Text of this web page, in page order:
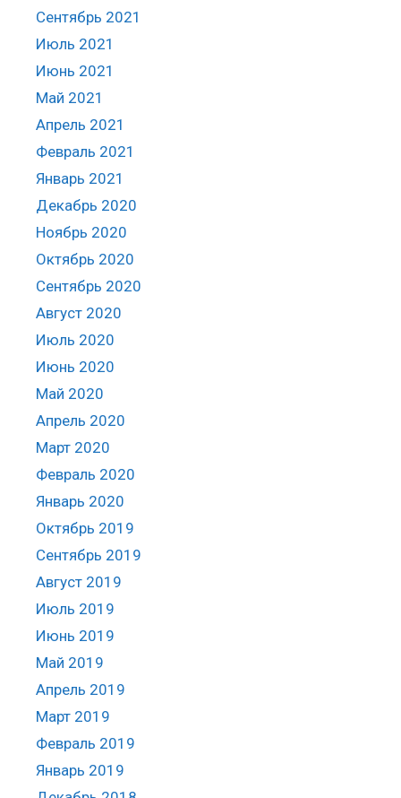
Сентябрь 2021
Июль 2021
Июнь 2021
Май 2021
Апрель 2021
Февраль 2021
Январь 2021
Декабрь 2020
Ноябрь 2020
Октябрь 2020
Сентябрь 2020
Август 2020
Июль 2020
Июнь 2020
Май 2020
Апрель 2020
Март 2020
Февраль 2020
Январь 2020
Октябрь 2019
Сентябрь 2019
Август 2019
Июль 2019
Июнь 2019
Май 2019
Апрель 2019
Март 2019
Февраль 2019
Январь 2019